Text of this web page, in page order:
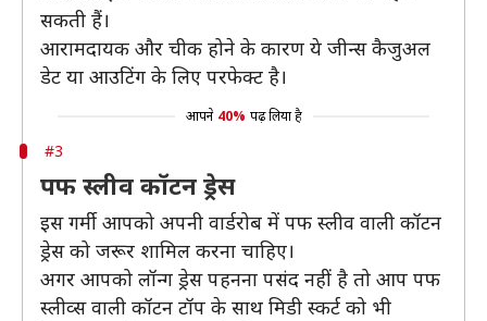
सकती हैं।
आरामदायक और चीक होने के कारण ये जीन्स कैजुअल
डेट या आउटिंग के लिए परफेक्ट है।
आपने 40% पढ़ लिया है
#3
पफ स्लीव कॉटन ड्रेस
इस गर्मी आपको अपनी वार्डरोब में पफ स्लीव वाली कॉटन
ड्रेस को जरूर शामिल करना चाहिए।
अगर आपको लॉन्ग ड्रेस पहनना पसंद नहीं है तो आप पफ
स्लीव्स वाली कॉटन टॉप के साथ मिडी स्कर्ट को भी